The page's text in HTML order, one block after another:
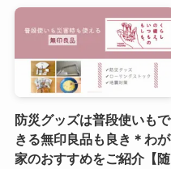
防災グッズは普段使いもで
きる無印良品も良き＊わが
家のおすすめをご紹介【随